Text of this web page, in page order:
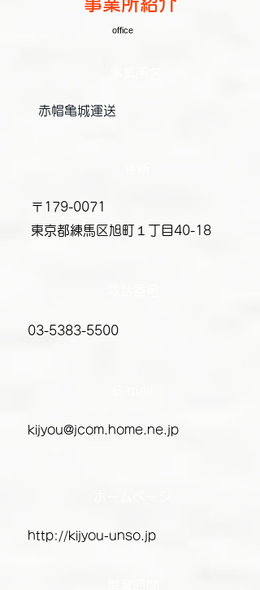
​赤帽亀城運送
〒179-0071
東京都練馬区旭町１丁目40-18
office
​03-5383-5500
kijyou@jcom.home.ne.jp
http://kijyou-unso.jp